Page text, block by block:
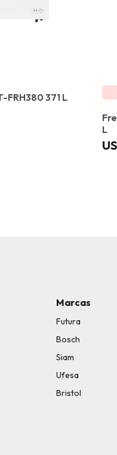
FRH380 371 L
L
Marcas
Futura
Bosch
Siam
Ufesa
Bristol